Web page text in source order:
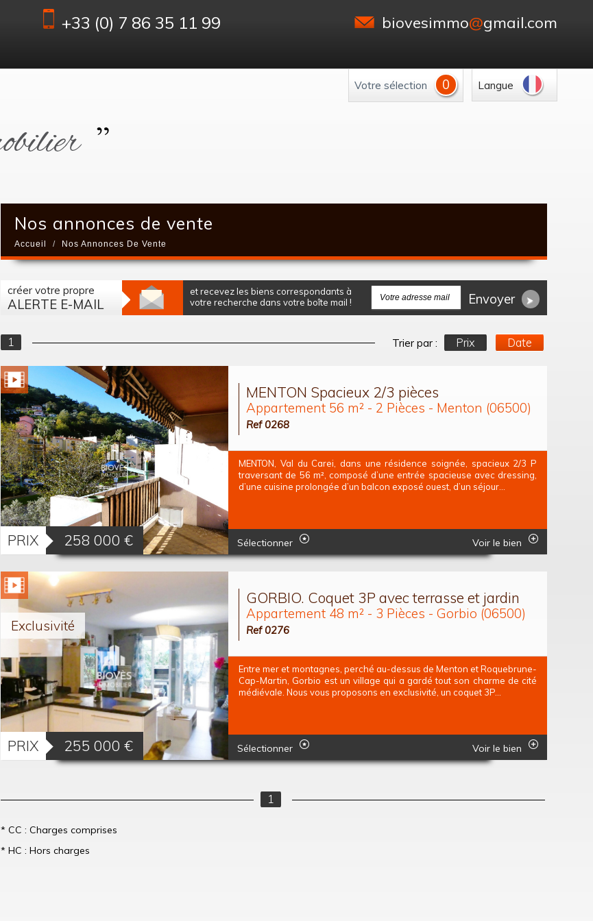
+33 (0) 7 86 35 11 99 biovesimmo@gmail.com
Votre sélection 0 Langue
Nos annonces de vente
Accueil Nos Annonces De Vente
créer votre propre
ALERTE E-MAIL
et recevez les biens correspondants à
votre recherche dans votre boîte mail !
Envoyer
1 Trier par : Prix Date
PRIX 258 000 €
MENTON Spacieux 2/3 pièces
Appartement 56 m² - 2 Pièces - Menton (06500)
Ref 0268
MENTON, Val du Carei, dans une résidence soignée, spacieux 2/3 P
traversant de 56 m², composé d’une entrée spacieuse avec dressing,
d’une cuisine prolongée d’un balcon exposé ouest, d’un séjour...
Sélectionner Voir le bien
Exclusivité
PRIX 255 000 €
GORBIO. Coquet 3P avec terrasse et jardin
Appartement 48 m² - 3 Pièces - Gorbio (06500)
Ref 0276
Entre mer et montagnes, perché au-dessus de Menton et Roquebrune-
Cap-Martin, Gorbio est un village qui a gardé tout son charme de cité
médiévale. Nous vous proposons en exclusivité, un coquet 3P...
Sélectionner Voir le bien
1
* CC : Charges comprises
* HC : Hors charges